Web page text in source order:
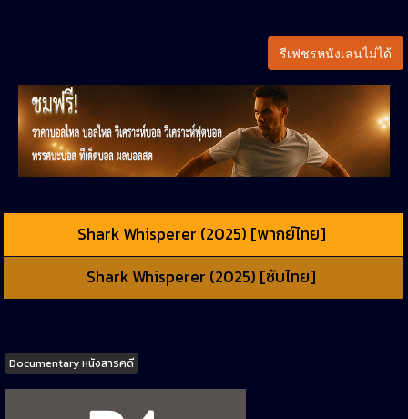
รีเฟชรหนังเล่นไม่ได้
Shark Whisperer (2025) [พากย์ไทย]
Shark Whisperer (2025) [ซับไทย]
Tags
Documentary หนังสารคดี